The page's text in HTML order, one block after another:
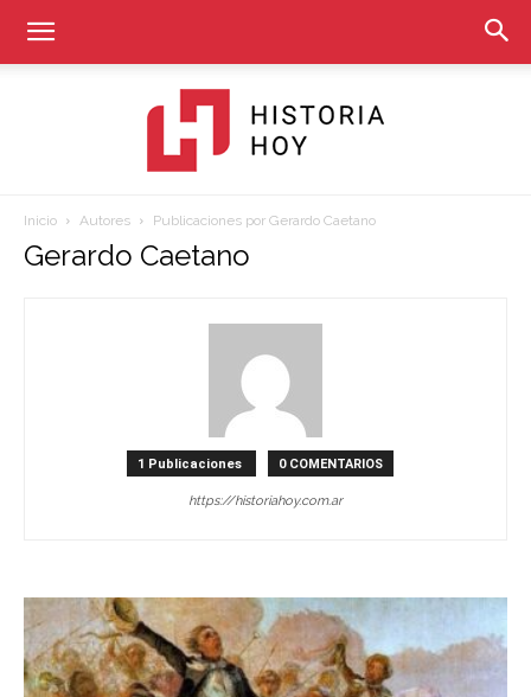
Historia
Inicio Autores Publicaciones por Gerardo Caetano
Gerardo Caetano
1 Publicaciones 0 COMENTARIOS
https://historiahoy.com.ar